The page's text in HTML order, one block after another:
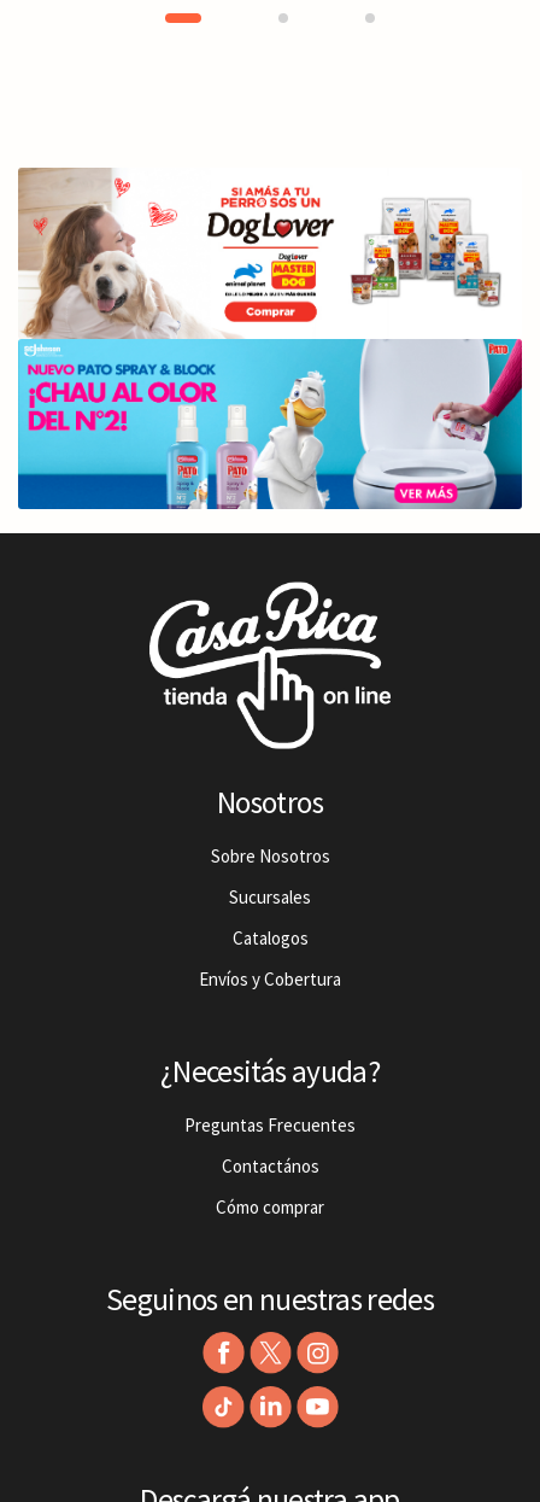
Nosotros
Sobre Nosotros
Sucursales
Catalogos
Envíos y Cobertura
¿Necesitás ayuda?
Preguntas Frecuentes
Contactános
Cómo comprar
Seguinos en nuestras redes